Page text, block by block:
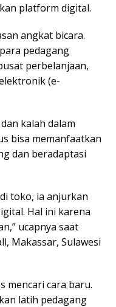
platform digital.
angkat bicara.
pedagang
perbelanjaan,
(e-
kalah dalam
bisa memanfaatkan
dan beradaptasi
toko, ia anjurkan
Hal ini karena
ucapnya saat
Makassar, Sulawesi
mencari cara baru.
latih pedagang